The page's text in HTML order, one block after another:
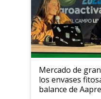
Mercado de
los envases
balance de